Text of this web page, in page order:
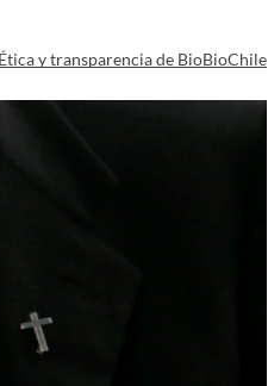
Ética y transparencia de BioBioChile